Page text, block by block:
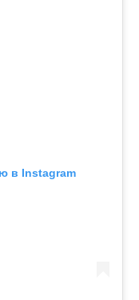
в Instagram